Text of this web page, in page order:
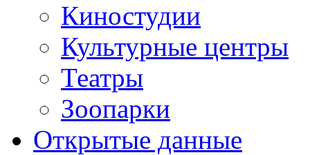
Киностудии
Культурные центры
Театры
Зоопарки
Открытые данные